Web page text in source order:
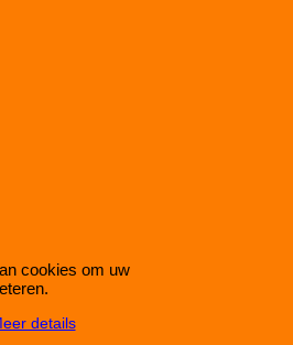
+ COUPÉ 6 cil. 35mm (type
cookies om uw
details